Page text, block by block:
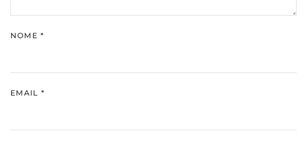
NOME *
EMAIL *